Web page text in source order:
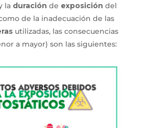
la duración de exposición del
de la inadecuación de las
utilizadas, las consecuencias
a mayor) son las siguientes: